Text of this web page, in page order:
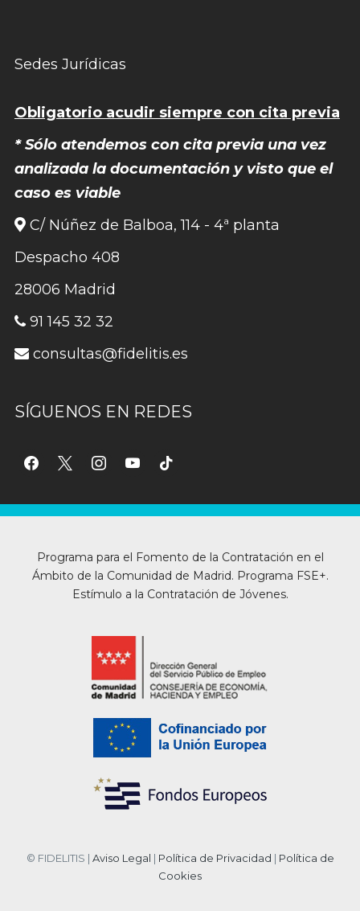
Sedes Jurídicas
Obligatorio acudir siempre con cita previa
* Sólo atendemos con cita previa una vez
analizada la documentación y visto que el
caso es viable
C/ Núñez de Balboa, 114 - 4ª planta
Despacho 408
28006 Madrid
91 145 32 32
consultas@fidelitis.es
SÍGUENOS EN REDES
facebook
x instagramyoutubetiktok
Programa para el Fomento de la Contratación en el
Ámbito de la Comunidad de Madrid. Programa FSE+.
Estímulo a la Contratación de Jóvenes.
© FIDELITIS | Aviso Legal | Política de Privacidad | Política de
Cookies